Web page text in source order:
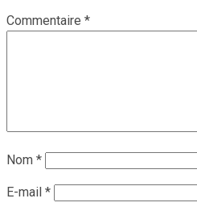
Commentaire *
Nom *
E-mail *